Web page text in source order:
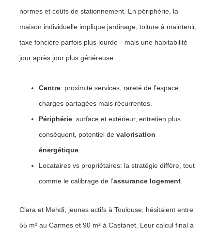
normes et coûts de stationnement. En périphérie, la
maison individuelle implique jardinage, toiture à maintenir,
taxe foncière parfois plus lourde—mais une habitabilité
jour après jour plus généreuse.
Centre: proximité services, rareté de l’espace,
charges partagées mais récurrentes.
Périphérie: surface et extérieur, entretien plus
conséquent, potentiel devalorisation
énergétique
Locataires vs propriétaires: la stratégie diffère, tout
comme le calibrage de l’assurance logement
Clara et Mehdi, jeunes actifs à Toulouse, hésitaient entre
55 m² au Carmes et 90 m² à Castanet. Leur calcul final a